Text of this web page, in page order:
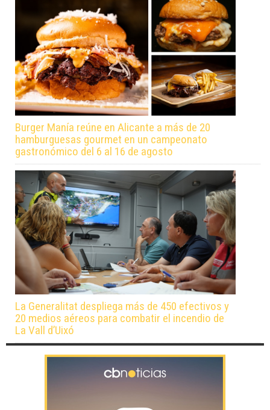
Burger Manía reúne en Alicante a más de 20
hamburguesas gourmet en un campeonato
gastronómico del 6 al 16 de agosto
La Generalitat despliega más de 450 efectivos y
20 medios aéreos para combatir el incendio de
La Vall d’Uixó